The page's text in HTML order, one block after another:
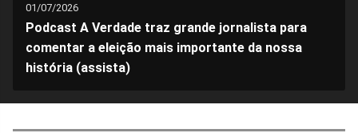
01/07/2026
Podcast A Verdade traz grande jornalista para
comentar a eleição mais importante da nossa
história (assista)